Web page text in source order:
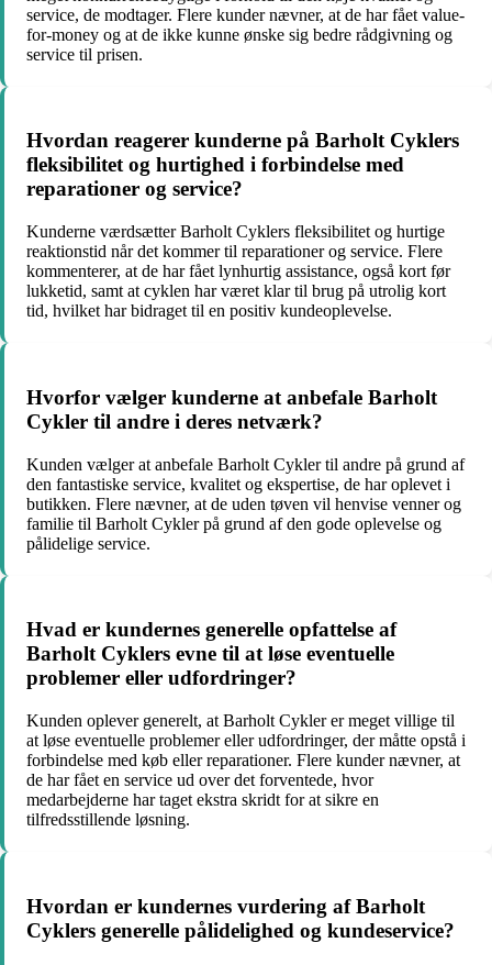
service, de modtager. Flere kunder nævner, at de har fået value-
for-money og at de ikke kunne ønske sig bedre rådgivning og
service til prisen.
Hvordan reagerer kunderne på Barholt Cyklers
fleksibilitet og hurtighed i forbindelse med
reparationer og service?
Kunderne værdsætter Barholt Cyklers fleksibilitet og hurtige
reaktionstid når det kommer til reparationer og service. Flere
kommenterer, at de har fået lynhurtig assistance, også kort før
lukketid, samt at cyklen har været klar til brug på utrolig kort
tid, hvilket har bidraget til en positiv kundeoplevelse.
Hvorfor vælger kunderne at anbefale Barholt
Cykler til andre i deres netværk?
Kunden vælger at anbefale Barholt Cykler til andre på grund af
den fantastiske service, kvalitet og ekspertise, de har oplevet i
butikken. Flere nævner, at de uden tøven vil henvise venner og
familie til Barholt Cykler på grund af den gode oplevelse og
pålidelige service.
Hvad er kundernes generelle opfattelse af
Barholt Cyklers evne til at løse eventuelle
problemer eller udfordringer?
Kunden oplever generelt, at Barholt Cykler er meget villige til
at løse eventuelle problemer eller udfordringer, der måtte opstå i
forbindelse med køb eller reparationer. Flere kunder nævner, at
de har fået en service ud over det forventede, hvor
medarbejderne har taget ekstra skridt for at sikre en
tilfredsstillende løsning.
Hvordan er kundernes vurdering af Barholt
Cyklers generelle pålidelighed og kundeservice?